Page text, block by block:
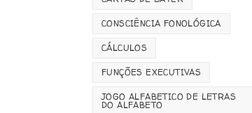
CONSCIÊNCIA FONOLÓGICA
CÁLCULOS
FUNÇÕES EXECUTIVAS
JOGO ALFABETICO DE LETRAS
DO ALFABETO